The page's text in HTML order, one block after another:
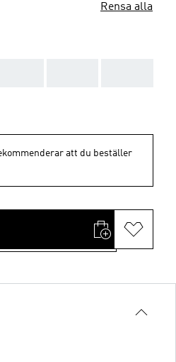
Rensa alla
att du beställer